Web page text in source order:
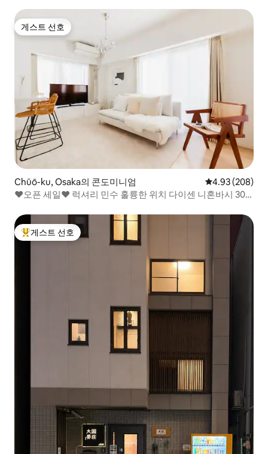
게스트 선호
게스트 선호
Chūō-ku, Osaka의 콘도미니엄 평점 4.93점(5
4.93 (208)
❤️오픈 세일❤️ 럭셔리 민수 훌륭한 위치 다이센 니혼바시 30
상위 게스트 선호
게스트 선호